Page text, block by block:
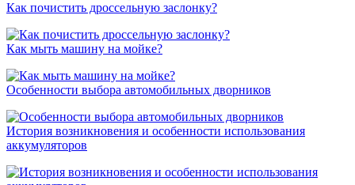
Как почистить дроссельную заслонку?
Как мыть машину на мойке?
Особенности выбора автомобильных дворников
История возникновения и особенности использования
аккумуляторов